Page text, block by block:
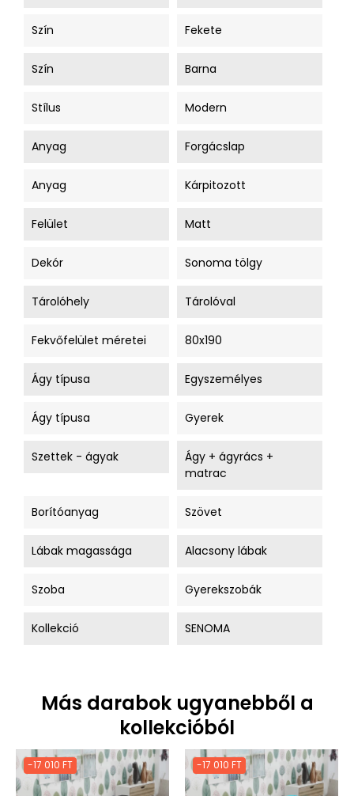
Szín Fekete
Szín Barna
Stílus Modern
Anyag Forgácslap
Anyag Kárpitozott
Felület Matt
Dekór Sonoma tölgy
Tárolóhely Tárolóval
Fekvőfelület méretei 80x190
Ágy típusa Egyszemélyes
Ágy típusa Gyerek
Szettek - ágyak
Ágy + ágyrács +
matrac
Borítóanyag Szövet
Lábak magassága Alacsony lábak
Szoba Gyerekszobák
Kollekció SENOMA
Más darabok ugyanebből a
kollekcióból
-17 010 FT -17 010 FT